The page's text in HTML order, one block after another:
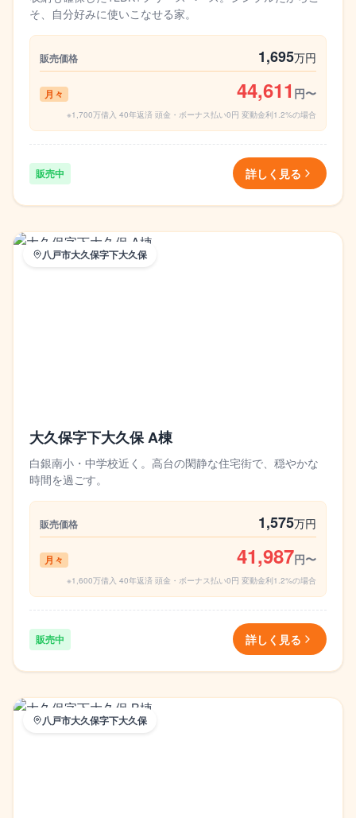
そ、自分好みに使いこなせる家。
販売価格 1,695万円
月々 44,611 円〜
※1,700万借入 40年返済 頭金・ボーナス払い0円 変動金利1.2%の場合
販売中 詳しく見る
八戸市大久保字下大久保
大久保字下大久保 A棟
白銀南小・中学校近く。高台の閑静な住宅街で、穏やかな
時間を過ごす。
販売価格 1,575万円
月々 41,987円〜
※1,600万借入 40年返済 頭金・ボーナス払い0円 変動金利1.2%の場合
販売中 詳しく見る
八戸市大久保字下大久保